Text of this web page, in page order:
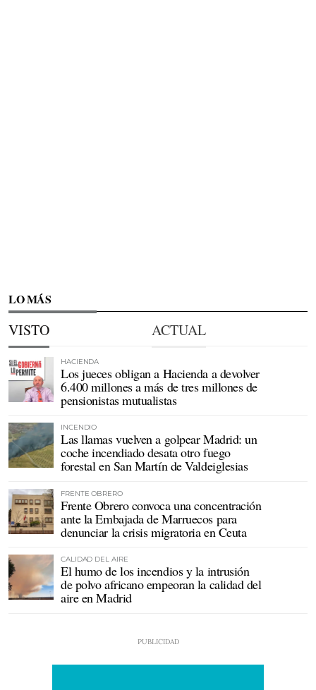
LO MÁS
VISTO ACTUAL
HACIENDA
Los jueces obligan a Hacienda a devolver
6.400 millones a más de tres millones de
pensionistas mutualistas
INCENDIO
Las llamas vuelven a golpear Madrid: un
coche incendiado desata otro fuego
forestal en San Martín de Valdeiglesias
FRENTE OBRERO
Frente Obrero convoca una concentración
ante la Embajada de Marruecos para
denunciar la crisis migratoria en Ceuta
CALIDAD DEL AIRE
El humo de los incendios y la intrusión
de polvo africano empeoran la calidad del
aire en Madrid